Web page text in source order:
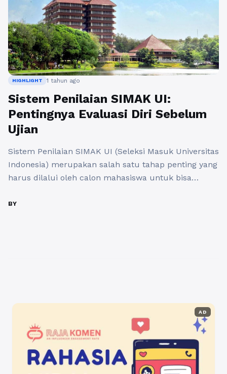
HIGHLIGHT 1 tahun ago
Sistem Penilaian SIMAK UI:
Pentingnya Evaluasi Diri Sebelum
Ujian
Sistem Penilaian SIMAK UI (Seleksi Masuk Universitas
Indonesia) merupakan salah satu tahap penting yang
harus dilalui oleh calon mahasiswa untuk bisa
institusi ternama, UI memiliki sistem penilaian yang
BY
AD